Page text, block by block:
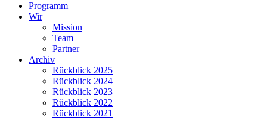
Programm
Wir
Mission
Team
Partner
Archiv
Rückblick 2025
Rückblick 2024
Rückblick 2023
Rückblick 2022
Rückblick 2021